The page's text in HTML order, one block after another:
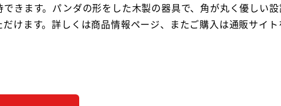
きます。パンダの形をした木製の器具で、角が丸く優しい
けます。詳しくは商品情報ページ、またご購入は通販サイト